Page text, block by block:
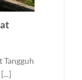
Tangguh